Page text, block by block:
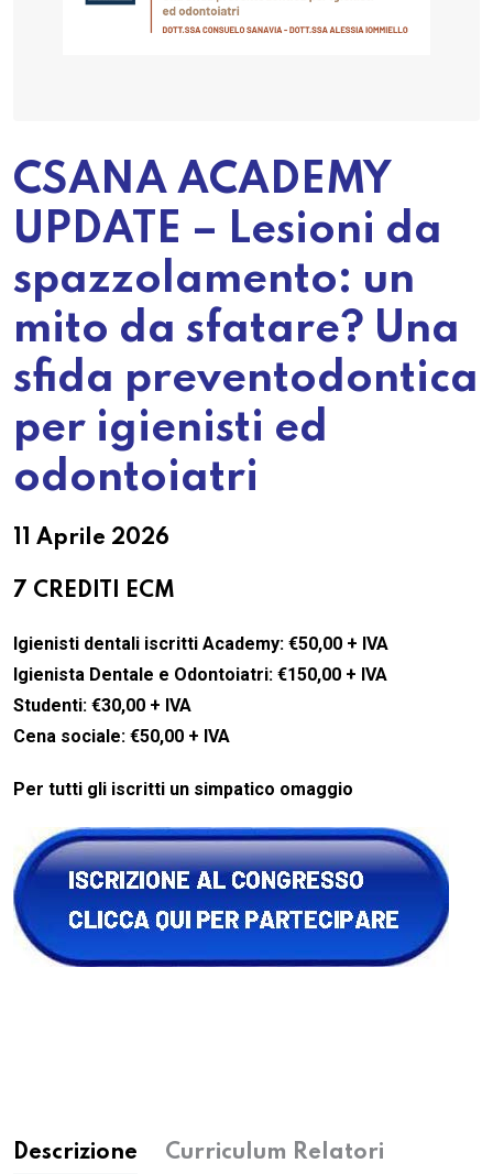
CSANA ACADEMY
UPDATE – Lesioni da
spazzolamento: un
mito da sfatare? Una
sfida preventodontica
per igienisti ed
odontoiatri
11 Aprile 2026
7 CREDITI ECM
Igienisti dentali iscritti Academy: €50,00 + IVA
Igienista Dentale e Odontoiatri: €150,00 + IVA
Studenti: €30,00 + IVA
Cena sociale: €50,00 + IVA
Per tutti gli iscritti un simpatico omaggio
Descrizione Curriculum Relatori